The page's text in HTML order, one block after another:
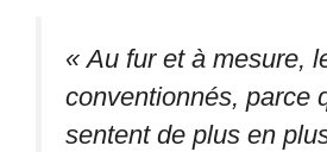
« Au fur et à mesure,
conventionnés, parce
sentent de plus en